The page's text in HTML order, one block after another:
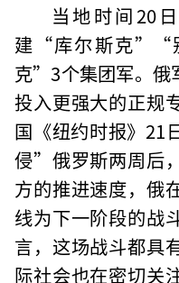
当地时间20
建“库尔斯克”“
克”3个集团军。俄
投入更强大的正规
国《纽约时报》21
侵”俄罗斯两周后
方的推进速度，俄
线为下一阶段的战
言，这场战斗都具
际社会也在密切关